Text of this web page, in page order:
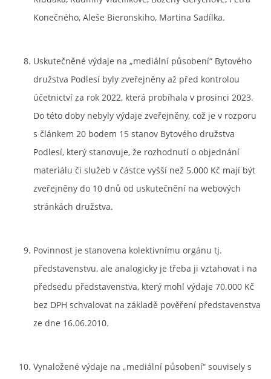
Konečného, Aleše Bieronskiho, Martina Sadílka.
Uskutečněné výdaje na „mediální působení“ Bytového
družstva Podlesí byly zveřejněny až před kontrolou
účetnictví za rok 2022, která probíhala v prosinci 2023.
Do této doby nebyly výdaje zveřejněny, což je v rozporu
s článkem 20 bodem 15 stanov Bytového družstva
Podlesí, který stanovuje, že rozhodnutí o objednání
materiálu či služeb v částce vyšší než 5.000 Kč mají být
zveřejněny do 10 dnů od uskutečnění na webových
stránkách družstva.
Povinnost je stanovena kolektivnímu orgánu tj.
představenstvu, ale analogicky je třeba ji vztahovat i na
předsedu představenstva, který mohl výdaje 70.000 Kč
bez DPH schvalovat na základě pověření představenstva
ze dne 16.06.2010.
Vynaložené výdaje na „mediální působení“ souvisely s